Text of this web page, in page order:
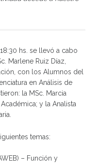
hs. se llevó a cabo
Marlene Ruiz Díaz,
con los Alumnos del
en Análisis de
la MSc. Marcia
y la Analista
temas:
– Función y